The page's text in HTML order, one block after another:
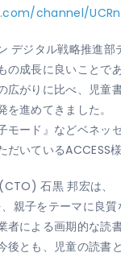
channel/
デジタル戦略推進部
の成長に良いこと
広がりに比べ、児
進めてきました。
モード』などベネ
だいているACCESS
石黒 邦宏は、
、親子をテーマに
者による画期的な読
後とも、児童の読書